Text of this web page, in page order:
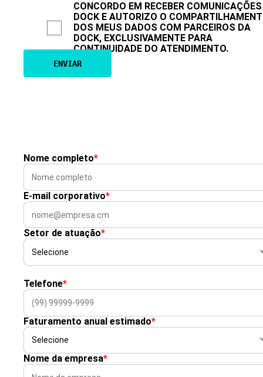
CONCORDO EM RECEBER
DOCK E AUTORIZO O
DOS MEUS DADOS COM PARCEIROS DA
DOCK, EXCLUSIVAMENTE PARA
CONTINUIDADE DO ATENDIMENTO.
Nome completo*
E-mail corporativo*
Setor de atuação*
Telefone*
Faturamento anual estimado*
Nome da empresa*